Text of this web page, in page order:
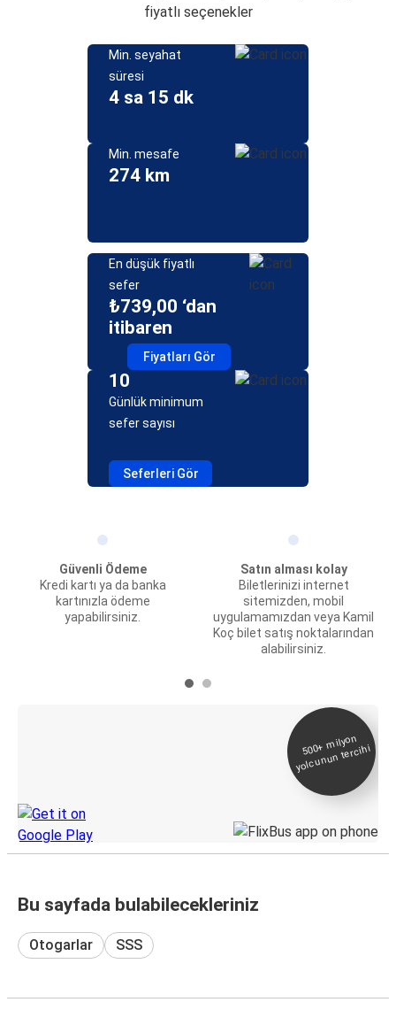
fiyatlı seçenekler
Min. seyahat
süresi
4 sa 15 dk
Min. mesafe
274 km
En düşük fiyatlı
sefer
₺739,00 ‘dan
itibaren
Fiyatları Gör
10
Günlük minimum
sefer sayısı
Seferleri Gör
Güvenli Ödeme
Kredi kartı ya da banka
kartınızla ödeme
yapabilirsiniz.
Satın alması kolay
Biletlerinizi internet
sitemizden, mobil
uygulamamızdan veya Kamil
Koç bilet satış noktalarından
alabilirsiniz.
500+
milyon
yolcunun tercihi
Bu sayfada bulabilecekleriniz
Otogarlar SSS